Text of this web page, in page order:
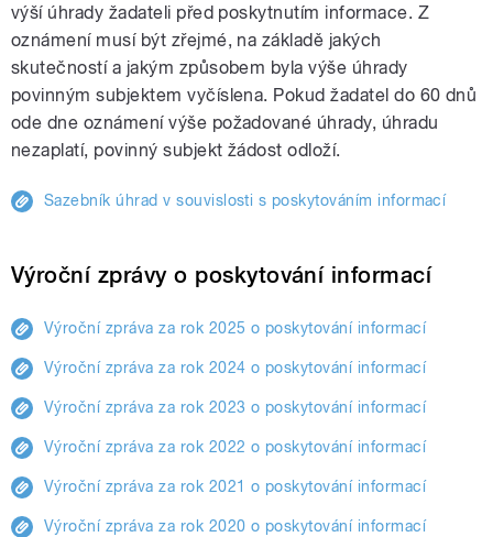
výší úhrady žadateli před poskytnutím informace. Z
oznámení musí být zřejmé, na základě jakých
skutečností a jakým způsobem byla výše úhrady
povinným subjektem vyčíslena. Pokud žadatel do 60 dnů
ode dne oznámení výše požadované úhrady, úhradu
nezaplatí, povinný subjekt žádost odloží.
Sazebník úhrad v souvislosti s poskytováním informací
Výroční zprávy o poskytování informací
Výroční zpráva za rok 2025 o poskytování informací
Výroční zpráva za rok 2024 o poskytování informací
Výroční zpráva za rok 2023 o poskytování informací
Výroční zpráva za rok 2022 o poskytování informací
Výroční zpráva za rok 2021 o poskytování informací
Výroční zpráva za rok 2020 o poskytování informací